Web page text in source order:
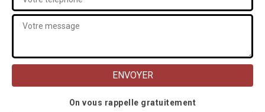
On vous rappelle gratuitement